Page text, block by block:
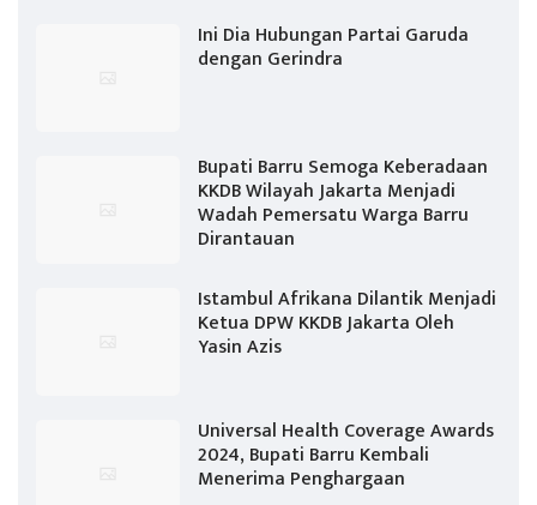
Ini Dia Hubungan Partai Garuda
dengan Gerindra
Bupati Barru Semoga Keberadaan
KKDB Wilayah Jakarta Menjadi
Wadah Pemersatu Warga Barru
Dirantauan
Istambul Afrikana Dilantik Menjadi
Ketua DPW KKDB Jakarta Oleh
Yasin Azis
Universal Health Coverage Awards
2024, Bupati Barru Kembali
Menerima Penghargaan